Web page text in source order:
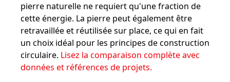
pierre naturelle ne requiert qu'une fraction de
cette énergie. La pierre peut également être
retravaillée et réutilisée sur place, ce qui en fait
un choix idéal pour les principes de construction
circulaire. Lisez la comparaison complète avec
données et références de projets.